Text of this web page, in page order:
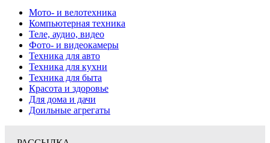
Мото- и велотехника
Компьютерная техника
Теле, аудио, видео
Фото- и видеокамеры
Техника для авто
Техника для кухни
Техника для быта
Красота и здоровье
Для дома и дачи
Доильные агрегаты